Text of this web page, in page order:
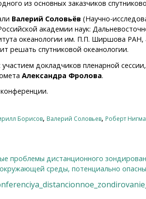
из основных заказчиков
Валерий Соловьёв (Научно-
академии наук:
океанологии им. П.П. Ширшова РАН,
решать спутниковой океанологии.
докладчиков пленарной
Александра Фролова.
Борисов, Валерий Соловьев, Роберт
проблемы дистанционного
среды, потенциально